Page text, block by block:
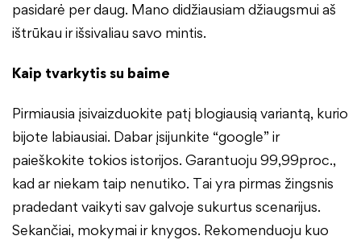
pasidarė per daug. Mano didžiausiam džiaugsmui aš
ištrūkau ir išsivaliau savo mintis.
Kaip tvarkytis su baime
Pirmiausia įsivaizduokite patį blogiausią variantą, kurio
bijote labiausiai. Dabar įsijunkite “google” ir
paieškokite tokios istorijos. Garantuoju 99,99proc.,
kad ar niekam taip nenutiko. Tai yra pirmas žingsnis
pradedant vaikyti sav galvoje sukurtus scenarijus.
Sekančiai, mokymai ir knygos. Rekomenduoju kuo